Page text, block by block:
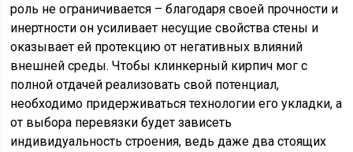
роль не ограничивается – благодаря своей прочности и
инертности он усиливает несущие свойства стены и
оказывает ей протекцию от негативных влияний
внешней среды. Чтобы клинкерный кирпич мог с
полной отдачей реализовать свой потенциал,
необходимо придерживаться технологии его укладки, а
от выбора перевязки будет зависеть
индивидуальность строения, ведь даже два стоящих